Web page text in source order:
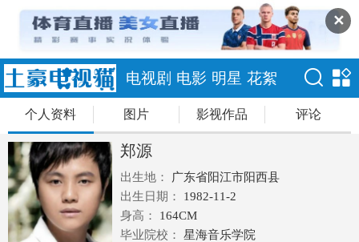
✕
电视剧 电影 明星 花絮
个人资料 图片 影视作品 评论
郑源
出生地：
广东省阳江市阳西县
出生日期：
1982-11-2
身高：
164CM
毕业院校：
星海音乐学院